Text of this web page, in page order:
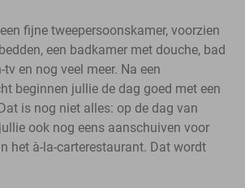
fijne tweepersoonskamer, voorzien
een badkamer met douche, bad
en nog veel meer. Na een
beginnen jullie de dag goed met een
is nog niet alles: op de dag van
ook nog eens aanschuiven voor
het à-la-carterestaurant. Dat wordt